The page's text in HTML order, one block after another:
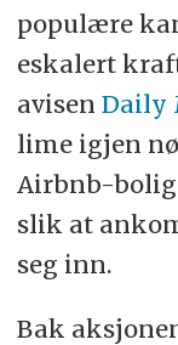
populære
eskalert
avisen Daily
lime igjen
Airbnb-
slik at
seg inn.
Bak